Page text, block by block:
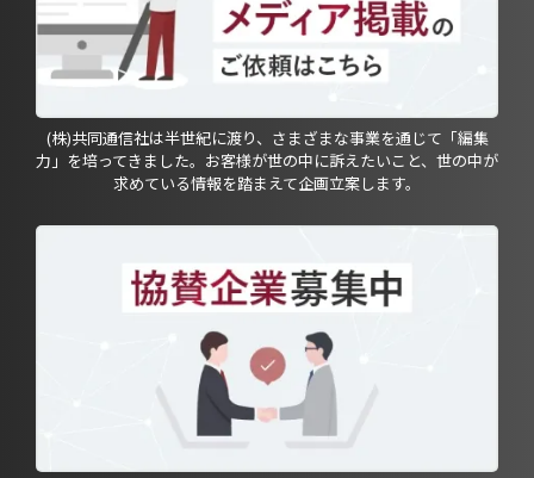
(株)共同通信社は半世紀に渡り、さまざまな事業を通じて「編集
力」を培ってきました。お客様が世の中に訴えたいこと、世の中が
求めている情報を踏まえて企画立案します。